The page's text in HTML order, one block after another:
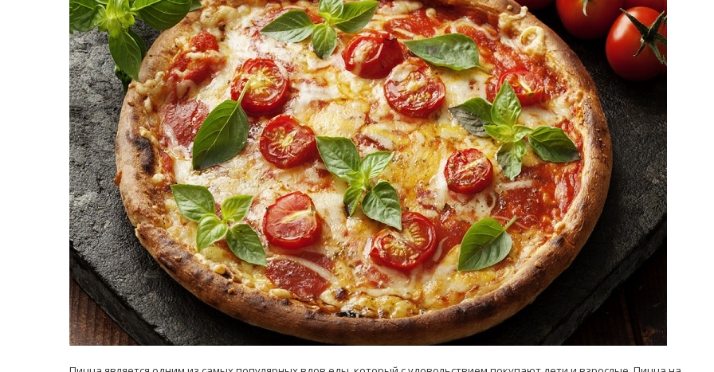
принимать
никакого кипятка
30/Січ/2021
Лікарі назвали симптоми
коронавірусу в дітей
14/Бер/2020
Попробуйте рецепт
легендарного супа доктора
Моро, который без...
08/Січ/2021